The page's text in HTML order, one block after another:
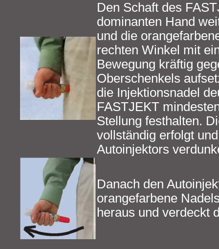
Den Schaft des
dominanten Hand
und die
rechten Winkel mit
Bewegung kräftig
Oberschenkels
die Injektionsnadel
FASTJEKT
Stellung festhalten.
vollständig erfolgt
Autoinjektors
Danach den
orangefarbene
heraus und verdeckt